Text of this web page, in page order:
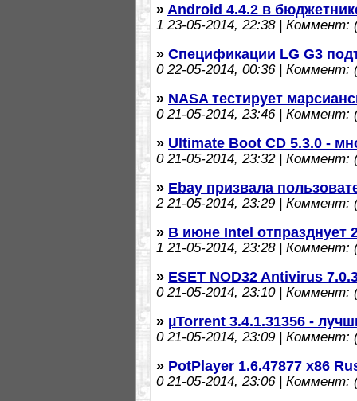
» Android 4.4.2 в
1 23-05-2014, 22:38 | Коммент:
» Спецификации LG G3
022-05-2014, 00:36 | Коммент:
» NASA тестирует
021-05-2014, 23:46 | Коммент:
» Ultimate Boot CD 5.3.0 -
021-05-2014, 23:32 | Коммент:
» Ebay призвала
221-05-2014, 23:29 | Коммент:
» В июне Intel отпразднует
1 21-05-2014, 23:28 | Коммент:
» ESET NOD32 Antivirus
021-05-2014, 23:10 | Коммент:
» µTorrent 3.4.1.31356 -
021-05-2014, 23:09 | Коммент:
» PotPlayer 1.6.47877 x86
021-05-2014, 23:06 | Коммент: